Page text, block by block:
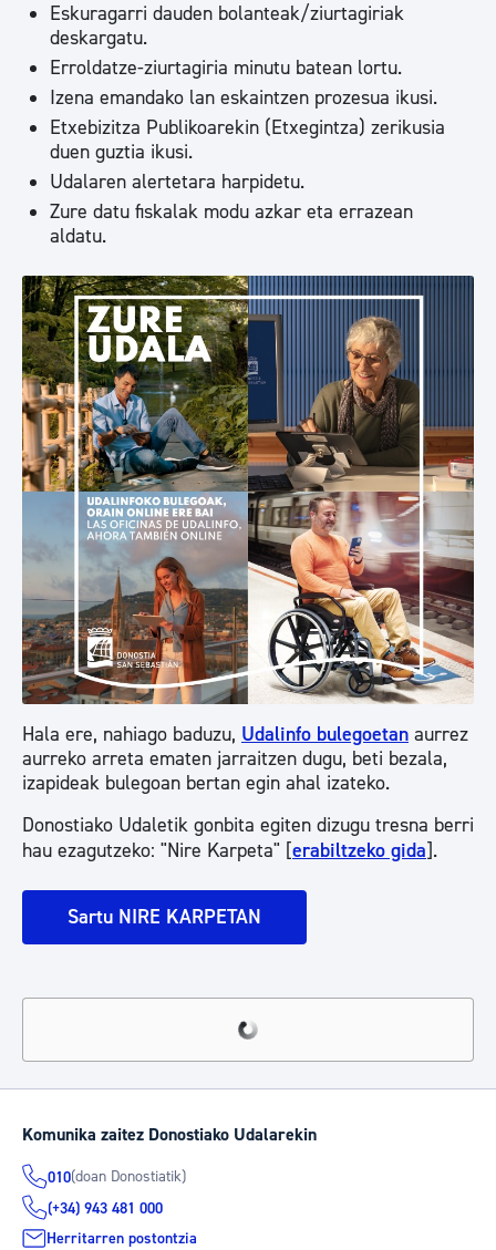
Eskuragarri dauden bolanteak/ziurtagiriak
deskargatu.
Erroldatze-ziurtagiria minutu batean lortu.
Izena emandako lan eskaintzen prozesua ikusi.
Etxebizitza Publikoarekin (Etxegintza) zerikusia
duen guztia ikusi.
Udalaren alertetara harpidetu.
Zure datu fiskalak modu azkar eta errazean
aldatu.
Hala ere, nahiago baduzu, Udalinfo bulegoetan aurrez
aurreko arreta ematen jarraitzen dugu, beti bezala,
izapideak bulegoan bertan egin ahal izateko.
Donostiako Udaletik gonbita egiten dizugu tresna berri
hau ezagutzeko: "Nire Karpeta" [erabiltzeko gida].
Sartu NIRE KARPETAN
Komunika zaitez Donostiako Udalarekin
010(doan Donostiatik)
(+34) 943 481 000
Herritarren postontzia